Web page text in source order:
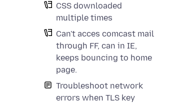
CSS downloaded
multiple times
Can't acces comcast mail
through FF, can in IE,
keeps bouncing to home
page.
Troubleshoot network
errors when TLS key